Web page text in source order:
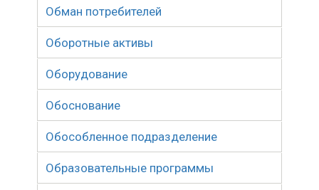
Обман потребителей
Оборотные активы
Оборудование
Обоснование
Обособленное подразделение
Образовательные программы